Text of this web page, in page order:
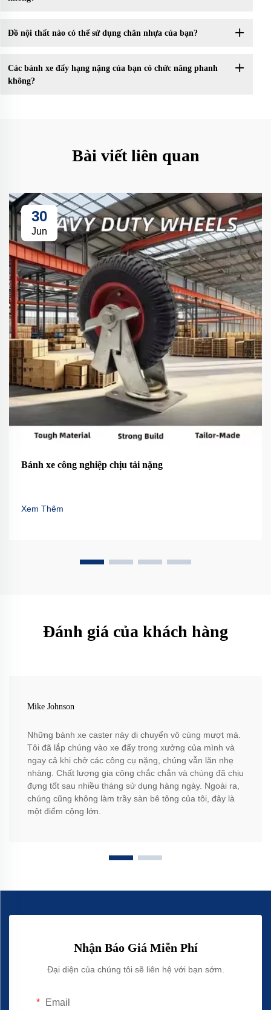
Đồ nội thất nào có thể sử dụng chân nhựa của bạn?
Các bánh xe đẩy hạng nặng của bạn có chức năng phanh
không?
Bài viết liên quan
30
Jun
Bánh xe công nghiệp chịu tải nặng
Xem Thêm
Đánh giá của khách hàng
Mike Johnson
Những bánh xe caster này di chuyển vô cùng mượt mà.
Tôi đã lắp chúng vào xe đẩy trong xưởng của mình và
ngay cả khi chở các công cụ nặng, chúng vẫn lăn nhẹ
nhàng. Chất lượng gia công chắc chắn và chúng đã chịu
đựng tốt sau nhiều tháng sử dụng hàng ngày. Ngoài ra,
chúng cũng không làm trầy sàn bê tông của tôi, đây là
một điểm cộng lớn.
Nhận Báo Giá Miễn Phí
Đại diện của chúng tôi sẽ liên hệ với bạn sớm.
Email